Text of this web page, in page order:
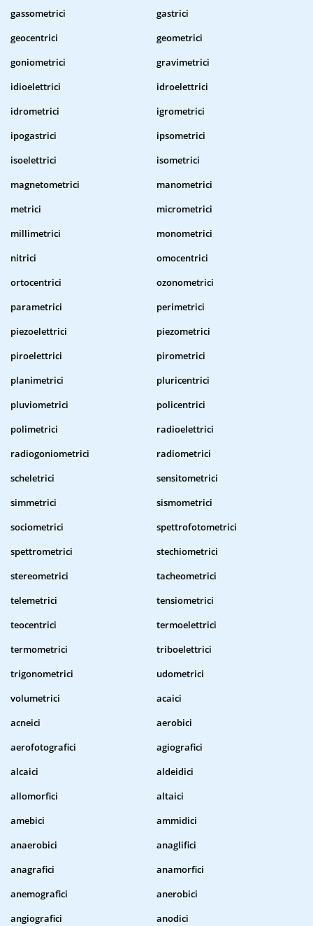
gassometrici
gastrici
geocentrici
geometrici
goniometrici
gravimetrici
idioelettrici
idroelettrici
idrometrici
igrometrici
ipogastrici
ipsometrici
isoelettrici
isometrici
magnetometrici
manometrici
metrici
micrometrici
millimetrici
monometrici
nitrici
omocentrici
ortocentrici
ozonometrici
parametrici
perimetrici
piezoelettrici
piezometrici
piroelettrici
pirometrici
planimetrici
pluricentrici
pluviometrici
policentrici
polimetrici
radioelettrici
radiogoniometrici
radiometrici
scheletrici
sensitometrici
simmetrici
sismometrici
sociometrici
spettrofotometrici
spettrometrici
stechiometrici
stereometrici
tacheometrici
telemetrici
tensiometrici
teocentrici
termoelettrici
termometrici
triboelettrici
trigonometrici
udometrici
volumetrici
acaici
acneici
aerobici
aerofotografici
agiografici
alcaici
aldeidici
allomorfici
altaici
amebici
ammidici
anaerobici
anaglifici
anagrafici
anamorfici
anemografici
anerobici
angiografici
anodici